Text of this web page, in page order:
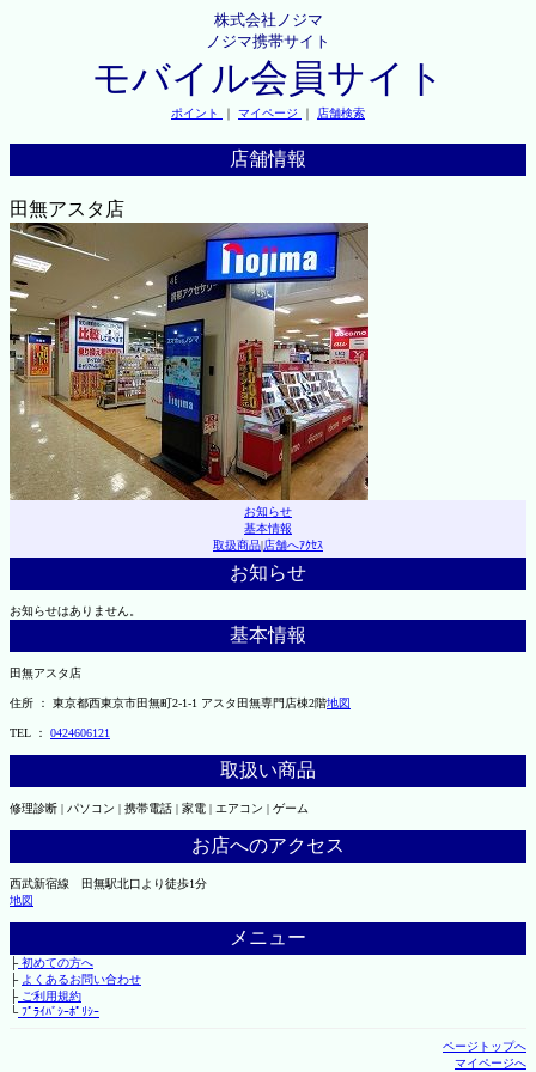
株式会社ノジマ
ノジマ携帯サイト
モバイル会員サイト
ポイント ｜ マイページ ｜ 店舗検索
店舗情報
田無アスタ店
お知らせ
基本情報
取扱商品|店舗へｱｸｾｽ
お知らせ
お知らせはありません。
基本情報
田無アスタ店
住所 ： 東京都西東京市田無町2-1-1 アスタ田無専門店棟2階地図
TEL ： 0424606121
取扱い商品
修理診断 | パソコン | 携帯電話 | 家電 | エアコン | ゲーム
お店へのアクセス
西武新宿線 田無駅北口より徒歩1分
地図
メニュー
├初めての方へ
├ よくあるお問い合わせ
├ご利用規約
└ﾌﾟﾗｲﾊﾞｼｰﾎﾟﾘｼｰ
ページトップへ
マイページへ